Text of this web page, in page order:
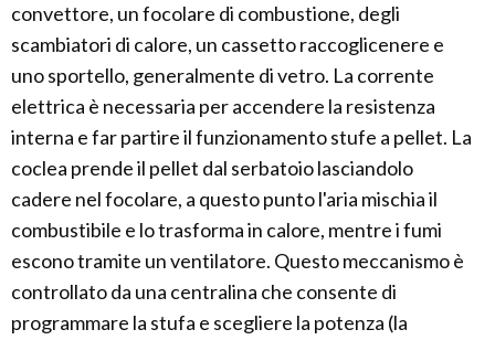
convettore, un focolare di combustione, degli
scambiatori di calore, un cassetto raccoglicenere e
uno sportello, generalmente di vetro. La corrente
elettrica è necessaria per accendere la resistenza
interna e far partire il funzionamento stufe a pellet. La
coclea prende il pellet dal serbatoio lasciandolo
cadere nel focolare, a questo punto l'aria mischia il
combustibile e lo trasforma in calore, mentre i fumi
escono tramite un ventilatore. Questo meccanismo è
controllato da una centralina che consente di
programmare la stufa e scegliere la potenza (la